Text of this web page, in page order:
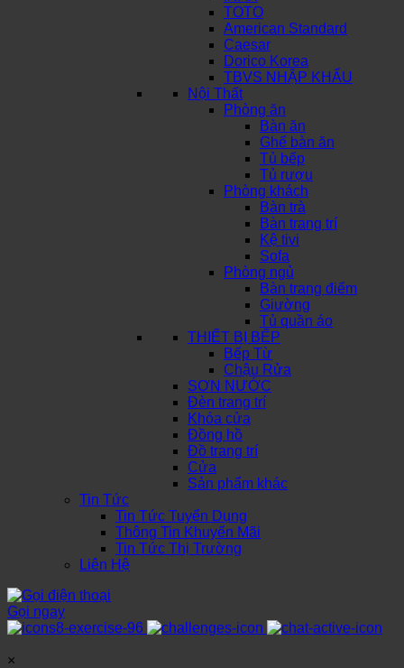
TOTO
American Standard
Caesar
Dorico Korea
TBVS NHẬP KHẨU
Nội Thất
Phòng ăn
Bàn ăn
Ghế bàn ăn
Tủ bếp
Tủ rượu
Phòng khách
Bàn trà
Bàn trang trí
Kệ tivi
Sofa
Phòng ngủ
Bàn trang điểm
Giường
Tủ quần áo
THIẾT BỊ BẾP
Bếp Từ
Chậu Rửa
SƠN NƯỚC
Đèn trang trí
Khóa cửa
Đồng hồ
Đồ trang trí
Cửa
Sản phẩm khác
Tin Tức
Tin Tức Tuyển Dụng
Thông Tin Khuyến Mãi
Tin Tức Thị Trường
Liên Hệ
Gọi ngay
×